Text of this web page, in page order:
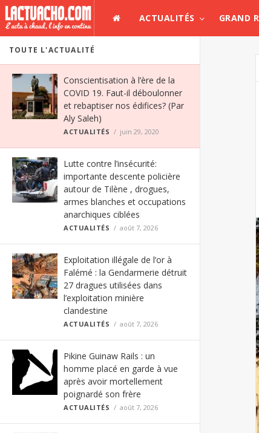
ACTUALITÉS GRAND
TOUTE L'ACTUALITÉ
Conscientisation à l’ère de la
COVID 19. Faut-il déboulonner
et rebaptiser nos édifices? (Par
Aly Saleh)
ACTUALITÉS juin 29, 2020
Lutte contre l’insécurité:
importante descente policière
autour de Tilène , drogues,
armes blanches et occupations
anarchiques ciblées
ACTUALITÉS août 7, 2026
Exploitation illégale de l’or à
Falémé : la Gendarmerie détruit
27 dragues utilisées dans
l’exploitation minière
clandestine
ACTUALITÉS août 7, 2026
Pikine Guinaw Rails : un
homme placé en garde à vue
après avoir mortellement
poignardé son frère
ACTUALITÉS août 7, 2026